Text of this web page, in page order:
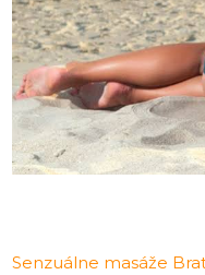
Senzuálne masáže